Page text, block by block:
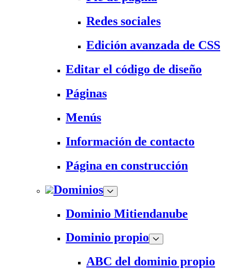
Redes sociales
Edición avanzada de CSS
Editar el código de diseño
Páginas
Menús
Información de contacto
Página en construcción
Dominios
Dominio Mitiendanube
Dominio propio
ABC del dominio propio